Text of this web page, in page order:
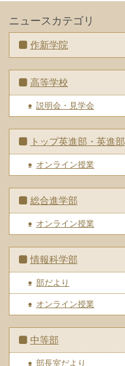
ニュースカテゴリ
作新学院
高等学校
説明会・見学会
トップ英進部・英進部
オンライン授業
総合進学部
オンライン授業
情報科学部
部だより
オンライン授業
中等部
部長室だより